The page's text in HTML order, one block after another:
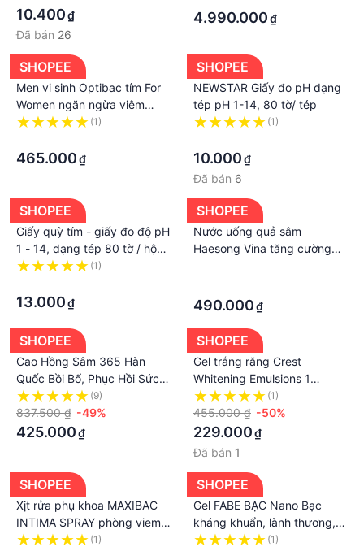
10.400₫
Đã bán 26
4.990.000₫
SHOPEE
Men vi sinh Optibac tím For
Women ngăn ngừa viêm
nhiễm phụ khoa đường tiết
UK
(1)
465.000₫
SHOPEE
NEWSTAR Giấy đo pH dạng
tép pH 1-14, 80 tờ/ tép
(1)
10.000₫
Đã bán 6
SHOPEE
Giấy quỳ tím - giấy đo độ pH
1 - 14, dạng tép 80 tờ / hộp
100 que
(1)
13.000₫
SHOPEE
Nước uống quả sâm
Haesong Vina tăng cường
giúp ăn ngon - Hàn Quốc
490.000₫
SHOPEE
Cao Hồng Sâm 365 Hàn
Quốc Bồi Bổ, Phục Hồi Sức
Khỏe Toàn Diện, Nâng Cao
Thể Trạng Cho Người Ốm
Yếu, Mất Ngủ, Kém Ăn
(9)
837.500 ₫ -49%
425.000₫
SHOPEE
Gel trắng răng Crest
Whitening Emulsions 1
Minute Aplply & Go/ Apply &
Sleep
(1)
455.000 ₫ -50%
229.000₫
Đã bán 1
SHOPEE
Xịt rửa phụ khoa MAXIBAC
INTIMA SPRAY phòng viem
nh iễm, giảm ngứa, mùi hôi,
(1)
SHOPEE
Gel FABE BẠC Nano Bạc
kháng khuẩn, lành thương,
tái tạo da, ngăn ngừa sẹo
(1)